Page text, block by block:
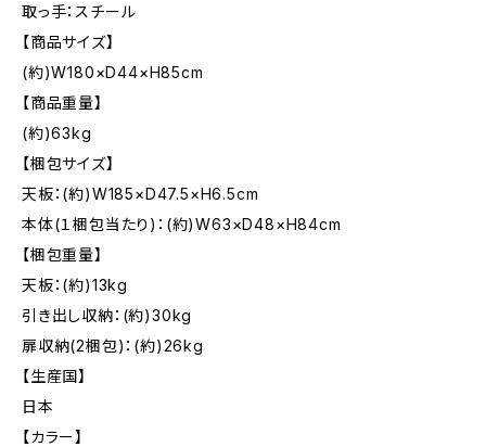
取っ手：スチール
【商品サイズ】
(約)W180×D44×H85cm
【商品重量】
(約)63kg
【梱包サイズ】
天板：(約)W185×D47.5×H6.5cm
本体(１梱包当たり)：(約)W63×D48×H84cm
【梱包重量】
天板：(約)13kg
引き出し収納：(約)30kg
扉収納(2梱包)：(約)26kg
【生産国】
日本
【カラー】